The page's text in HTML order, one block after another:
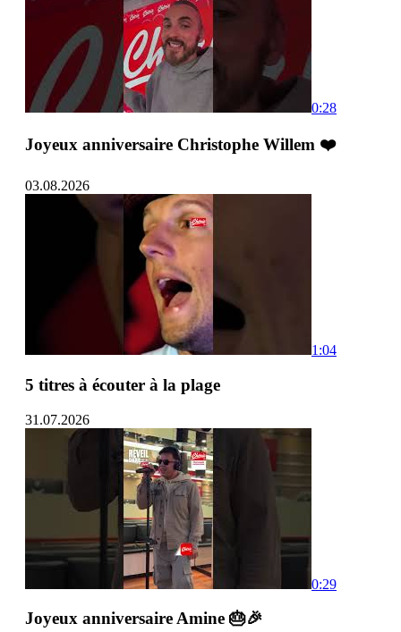
0:28
Joyeux anniversaire Christophe Willem ❤️
03.08.2026
1:04
5 titres à écouter à la plage
31.07.2026
0:29
Joyeux anniversaire Amine 🎂🎉